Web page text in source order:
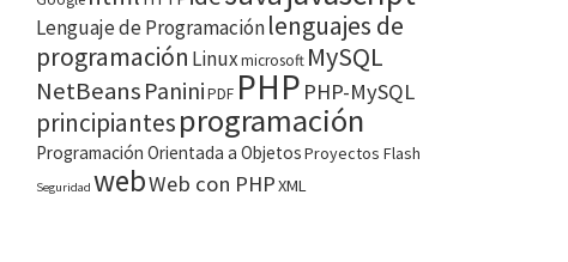
Lenguaje de Programaciónlenguajes de
programación Linuxmicrosoft MySQL
NetBeans PaniniPDF PHP PHP-MySQL
principiantesprogramación
Programación Orientada a ObjetosProyectos Flash
Seguridad webWeb con PHPXML